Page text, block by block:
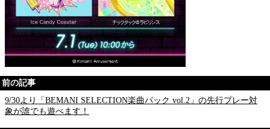
前の記事
9/30より「BEMANI SELECTION楽曲パック vol.2」の先行プレー対
象が誰でも遊べます！